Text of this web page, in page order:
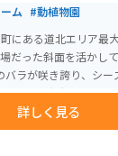
ム #動植物園
にある道北エリア最
だった斜面を活かし
ラが咲き誇り、シー
望台」があります。
風景が織りなす景色
詳しく見る